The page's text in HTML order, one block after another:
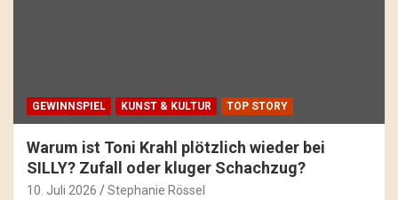
GEWINNSPIEL KUNST & KULTUR TOP STORY
Warum ist Toni Krahl plötzlich wieder bei
SILLY? Zufall oder kluger Schachzug?
10. Juli 2026 Stephanie Rössel